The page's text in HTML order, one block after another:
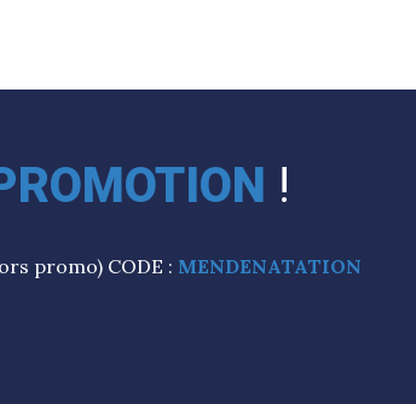
!
promo) CODE : MENDENATATION